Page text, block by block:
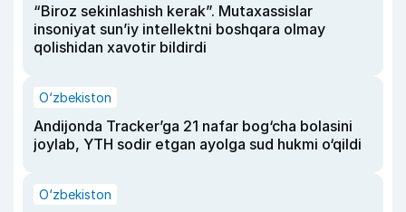
“Biroz sekinlashish kerak”. Mutaxassislar
insoniyat sun’iy intellektni boshqara olmay
qolishidan xavotir bildirdi
O‘zbekiston
Andijonda Tracker’ga 21 nafar bog‘cha bolasini
joylab, YTH sodir etgan ayolga sud hukmi o‘qildi
O‘zbekiston